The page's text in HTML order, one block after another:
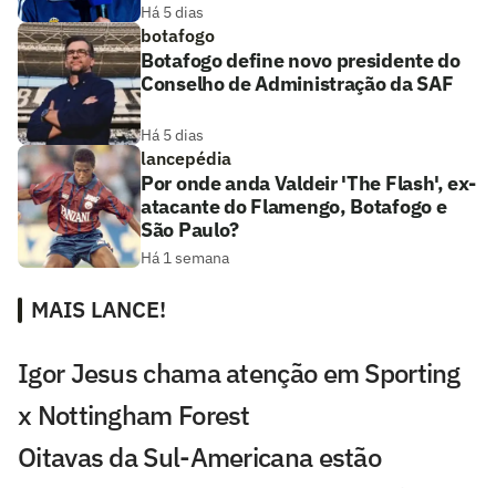
Há 5 dias
botafogo
Botafogo define novo presidente do
Conselho de Administração da SAF
Há 5 dias
lancepédia
Por onde anda Valdeir 'The Flash', ex-
atacante do Flamengo, Botafogo e
São Paulo?
Há 1 semana
MAIS LANCE!
Igor Jesus chama atenção em Sporting
x Nottingham Forest
Oitavas da Sul-Americana estão